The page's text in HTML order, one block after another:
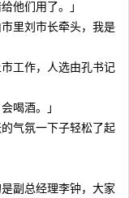
他们用了。」
里刘市长牵头，我是
工作，人选由孔书记
喝酒。」
气氛一下子轻松了起
副总经理李钟，大家